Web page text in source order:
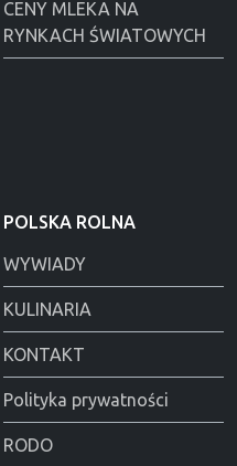
CENY MLEKA NA
RYNKACH ŚWIATOWYCH
POLSKA ROLNA
WYWIADY
KULINARIA
KONTAKT
Polityka prywatności
RODO